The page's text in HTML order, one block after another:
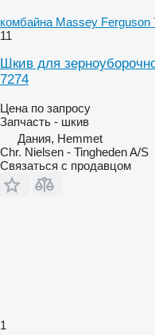
комбайна Massey Ferguson
11
Шкив для
7274
Цена по запросу
Запчасть - шкив
Дания, Hemmet
Chr. Nielsen - Tingheden A/S
Связаться с продавцом
1